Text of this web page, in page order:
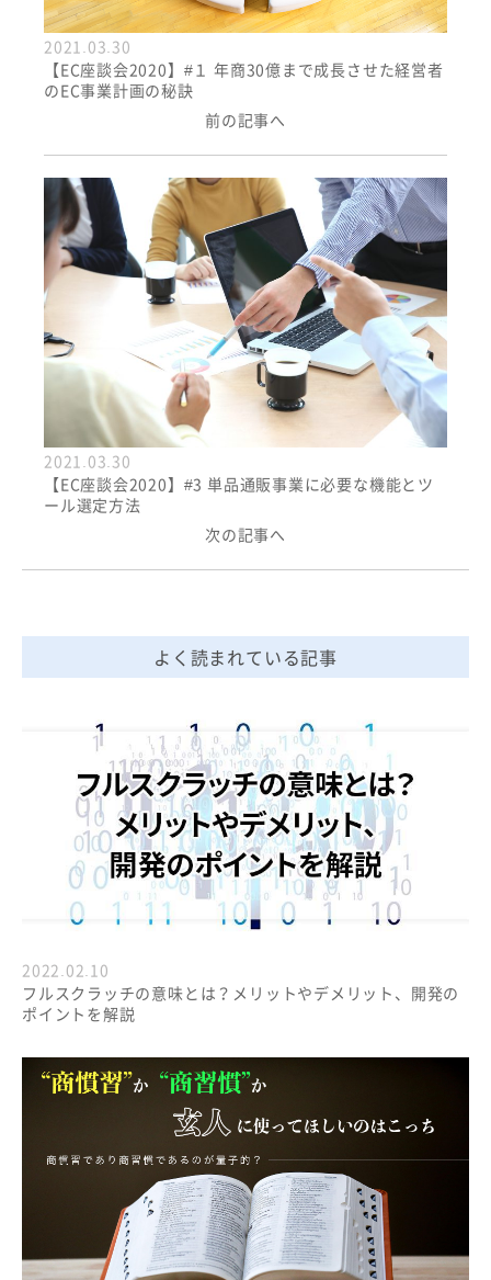
2021.03.30
【EC座談会2020】#１ 年商30億まで成長させた経営者
のEC事業計画の秘訣
前の記事へ
2021.03.30
【EC座談会2020】#3 単品通販事業に必要な機能とツ
ール選定方法
次の記事へ
よく読まれている記事
2022.02.10
フルスクラッチの意味とは？メリットやデメリット、開発の
ポイントを解説